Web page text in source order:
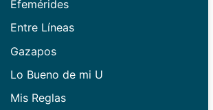
Efemérides
Entre Líneas
Gazapos
Lo Bueno de mi U
Mis Reglas